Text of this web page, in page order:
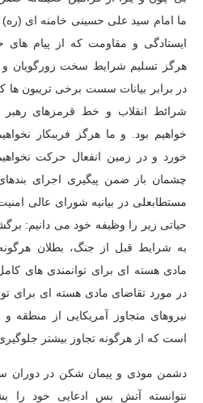
ما امام سید علی حسینی خامنه ای (ره)
ایستادگی و مقاومت که از پیام های
هرگز تسلیم شرایط سخت زورگویان و
در برابر بیانات سست برخی تریبون ها
شرائط انقلاب و خط قرمزهای رهبر
خواهیم بود. و ما هرگز فریبکار
خورد و در زمین انفعال حرکت
چشمان باز ضمن پیگیری اجرای
مستطابعلی در بیانیه شورای عالی
حیاتی زیر را وظیفه خود می دانیم:
به شرایط قبل از جنگ، بطلان
مادی هسته ای برای توانمندی های
در مورد تقاضای مادی هسته ای برای
نیروهای متجاوز آمریکایی از منطقه
است که از هرگونه تجاوز بیشتر جلوگیری
دشمن موذی و پیمان شکن در دوران
نتوانسته آتش بس ادعایی خود را